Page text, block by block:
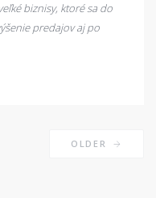
biznisy, ktoré sa do
predajov aj po
OLDER